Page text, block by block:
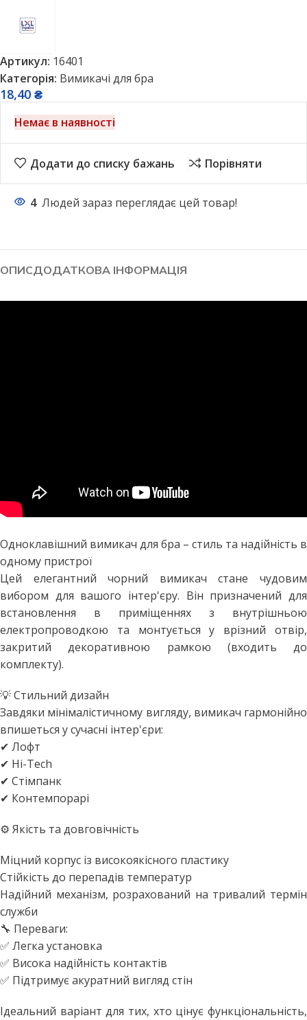
Артикул: 16401
Категорія: Вимикачі для бра
18,40 ₴
Немає в наявності
Додати до списку бажань Порівняти
4 Людей зараз переглядає цей товар!
ОПИСДОДАТКОВА ІНФОРМАЦІЯ
Одноклавішний вимикач для бра – стиль та надійність в
одному пристрої
Цей елегантний чорний вимикач стане чудовим
вибором для вашого інтер'єру. Він призначений для
встановлення в приміщеннях з внутрішньою
електропроводкою та монтується у врізний отвір,
закритий декоративною рамкою (входить до
комплекту).
💡 Стильний дизайн
Завдяки мінімалістичному вигляду, вимикач гармонійно
впишеться у сучасні інтер'єри:
✔ Лофт
✔ Hi-Tech
✔ Стімпанк
✔ Контемпорарі
⚙ Якість та довговічність
Міцний корпус із високоякісного пластику
Стійкість до перепадів температур
Надійний механізм, розрахований на тривалий термін
служби
🔧 Переваги:
✅ Легка установка
✅ Висока надійність контактів
✅ Підтримує акуратний вигляд стін
Ідеальний варіант для тих, хто цінує функціональність,